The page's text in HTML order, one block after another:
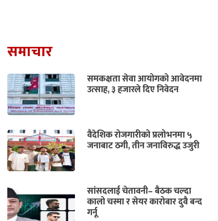
समाचार
समकक्षता सेवा आयोगको आवेदनमा
उत्साह, ३ हजारले दिए निवेदन
वैदेशिक रोजगारीको प्रलोभनमा ५
जनाबाट ठगी, तीन जनाविरुद्ध उजुरी
सांसदलाई चेतावनी– बैठक चल्दा
कालो चस्मा र सेयर कारोबार दुवै बन्द
गर्नू